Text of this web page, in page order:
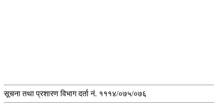
सूचना तथा प्रशारण विभाग दर्ता नं. १११४/०७५/०७६